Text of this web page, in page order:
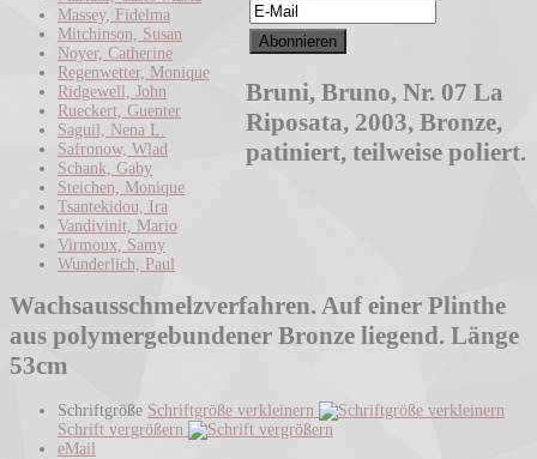
Massey, Fidelma
Mitchinson, Susan
Noyer, Catherine
Regenwetter, Monique
Ridgewell, John
Rueckert, Guenter
Saguil, Nena L.
Safronow, Wlad
Schank, Gaby
Steichen, Monique
Tsantekidou, Ira
Vandivinit, Mario
Virmoux, Samy
Wunderlich, Paul
Bruni, Bruno, Nr. 07 La
Riposata, 2003, Bronze,
patiniert, teilweise poliert.
Wachsausschmelzverfahren. Auf einer Plinthe
aus polymergebundener Bronze liegend. Länge
53cm
Schriftgröße Schriftgröße verkleinern
Schrift vergrößern
eMail